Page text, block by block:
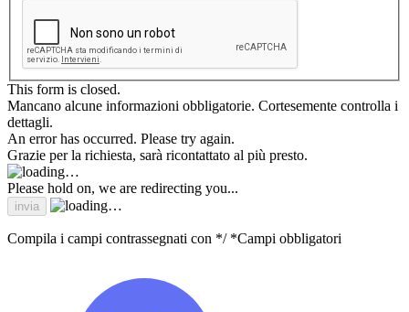
This form is closed.
Mancano alcune informazioni obbligatorie. Cortesemente controlla i
dettagli.
An error has occurred. Please try again.
Grazie per la richiesta, sarà ricontattato al più presto.
Please hold on, we are redirecting you...
Compila i campi contrassegnati con */ *Campi obbligatori